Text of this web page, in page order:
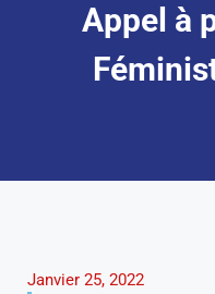
Appel à
Janvier 25, 2022